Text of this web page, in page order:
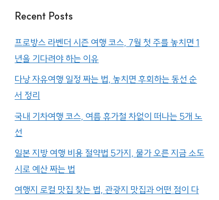
Recent Posts
프로방스 라벤더 시즌 여행 코스, 7월 첫 주를 놓치면 1
년을 기다려야 하는 이유
다낭 자유여행 일정 짜는 법, 놓치면 후회하는 동선 순
서 정리
국내 기차여행 코스, 여름 휴가철 차없이 떠나는 5개 노
선
일본 지방 여행 비용 절약법 5가지, 물가 오른 지금 소도
시로 예산 짜는 법
여행지 로컬 맛집 찾는 법, 관광지 맛집과 어떤 점이 다